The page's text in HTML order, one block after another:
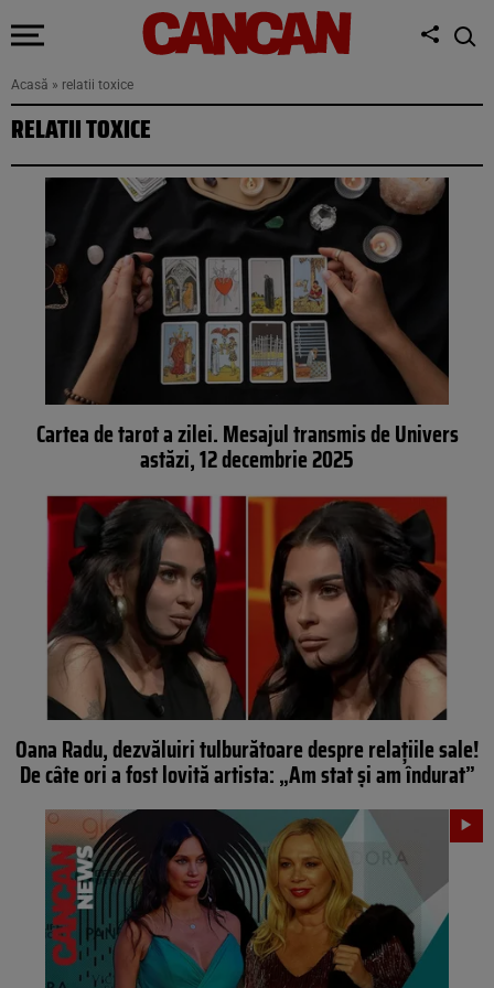
Acasă » relatii toxice
RELATII TOXICE
Cartea de tarot a zilei. Mesajul transmis de Univers
astăzi, 12 decembrie 2025
Oana Radu, dezvăluiri tulburătoare despre relațiile sale!
De câte ori a fost lovită artista: „Am stat și am îndurat”